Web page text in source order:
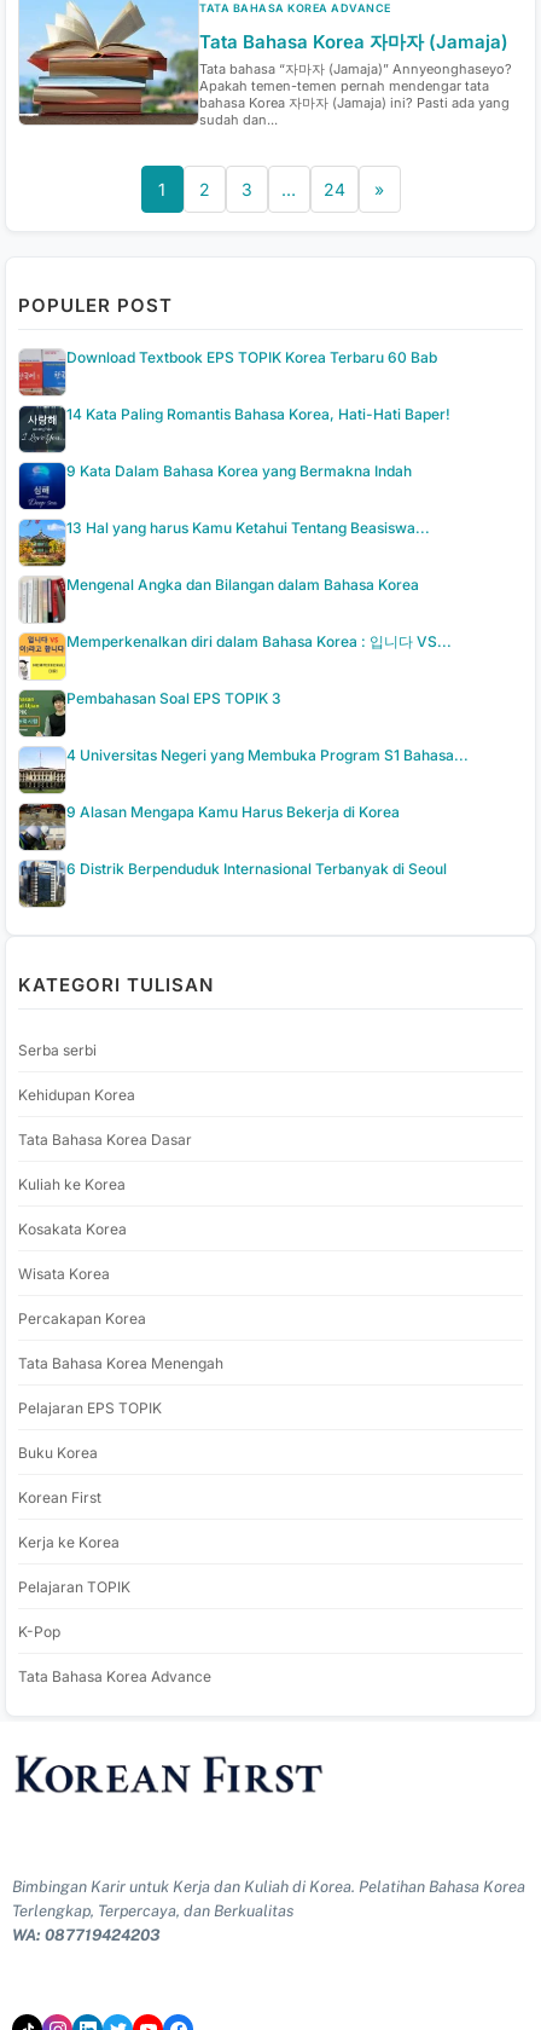
TATA BAHASA KOREA ADVANCE
Tata Bahasa Korea 자마자 (Jamaja)
Tata bahasa “자마자 (Jamaja)” Annyeonghaseyo?
Apakah temen-temen pernah mendengar tata
bahasa Korea 자마자 (Jamaja) ini? Pasti ada yang
sudah dan...
1 2 3 … 24 »
POPULER POST
Download Textbook EPS TOPIK Korea Terbaru 60 Bab
14 Kata Paling Romantis Bahasa Korea, Hati-Hati Baper!
9 Kata Dalam Bahasa Korea yang Bermakna Indah
13 Hal yang harus Kamu Ketahui Tentang Beasiswa...
Mengenal Angka dan Bilangan dalam Bahasa Korea
Memperkenalkan diri dalam Bahasa Korea : 입니다 VS...
Pembahasan Soal EPS TOPIK 3
4 Universitas Negeri yang Membuka Program S1 Bahasa...
9 Alasan Mengapa Kamu Harus Bekerja di Korea
6 Distrik Berpenduduk Internasional Terbanyak di Seoul
KATEGORI TULISAN
Serba serbi
Kehidupan Korea
Tata Bahasa Korea Dasar
Kuliah ke Korea
Kosakata Korea
Wisata Korea
Percakapan Korea
Tata Bahasa Korea Menengah
Pelajaran EPS TOPIK
Buku Korea
Korean First
Kerja ke Korea
Pelajaran TOPIK
K-Pop
Tata Bahasa Korea Advance
Bimbingan Karir untuk Kerja dan Kuliah di Korea. Pelatihan Bahasa Korea
Terlengkap, Terpercaya, dan Berkualitas
WA: 087719424203